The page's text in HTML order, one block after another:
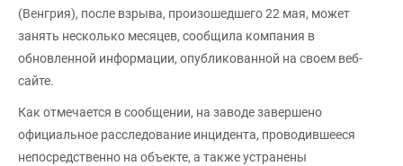
(Венгрия), после взрыва, произошедшего 22 мая, может
занять несколько месяцев, сообщила компания в
обновленной информации, опубликованной на своем веб-
сайте.
Как отмечается в сообщении, на заводе завершено
официальное расследование инцидента, проводившееся
непосредственно на объекте, а также устранены